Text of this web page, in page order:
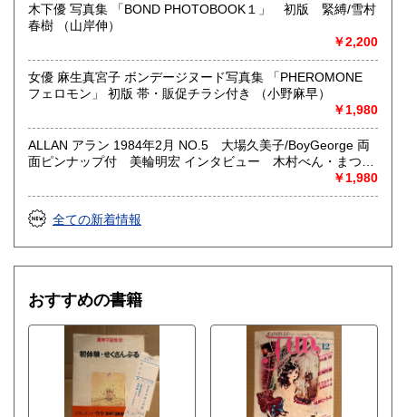
取り扱い分野
女優・アイドル・グラビア・アダルトや映画・マンガ等
木下優 写真集 「BOND PHOTOBOOK１」 初版 緊縛/雪村
春樹 （山岸伸）
￥2,200
女優 麻生真宮子 ボンデージヌード写真集 「PHEROMONE
フェロモン」 初版 帯・販促チラシ付き （小野麻早）
￥1,980
ALLAN アラン 1984年2月 NO.5 大場久美子/BoyGeorge 両
面ピンナップ付 美輪明宏 インタビュー 木村べん・まつざ
きあけみ 他 少女のための耽美派マガジン 隔月刊 耽美系
￥1,980
全ての新着情報
おすすめの書籍